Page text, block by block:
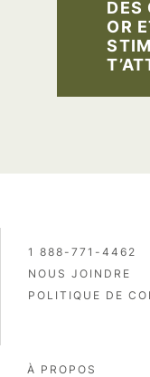
DES
OR
1 888-771-4462
NOUS JOINDRE
POLITIQUE DE
À PROPOS